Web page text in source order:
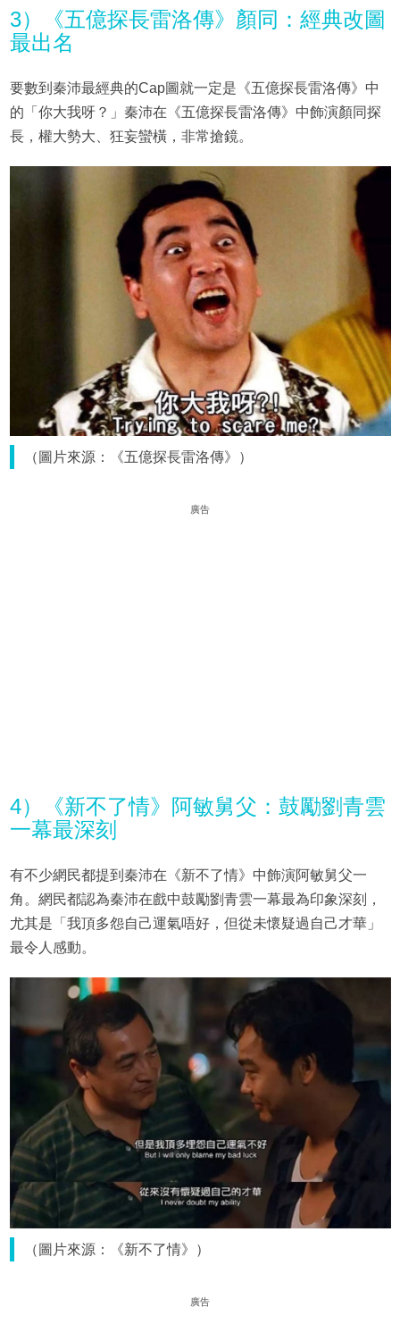
3）《五億探長雷洛傳》顏同：經典改圖
最出名
要數到秦沛最經典的Cap圖就一定是《五億探長雷洛傳》中
的「你大我呀？」秦沛在《五億探長雷洛傳》中飾演顏同探
長，權大勢大、狂妄蠻橫，非常搶鏡。
（圖片來源：《五億探長雷洛傳》）
廣告
4）《新不了情》阿敏舅父：鼓勵劉青雲
一幕最深刻
有不少網民都提到秦沛在《新不了情》中飾演阿敏舅父一
角。網民都認為秦沛在戲中鼓勵劉青雲一幕最為印象深刻，
尤其是「我頂多怨自己運氣唔好，但從未懷疑過自己才華」
最令人感動。
（圖片來源：《新不了情》）
廣告